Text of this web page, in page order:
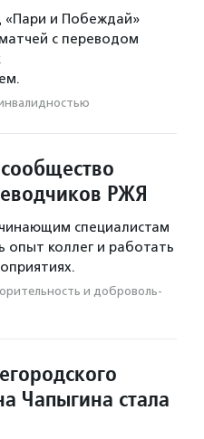
«Пари и Побеждай»
с переводом
РЖЯ
специалистам
опыт коллег и работать
и доброволь­
Чапыгина стала